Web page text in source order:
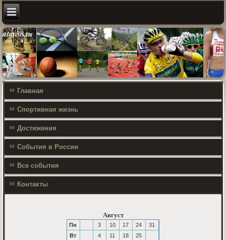
Главная
Спортивная жизнь
Достижения
События в России
Все события
Контакты
Август
Пн 3 10 17 24
31
Вт
4 11 18
25